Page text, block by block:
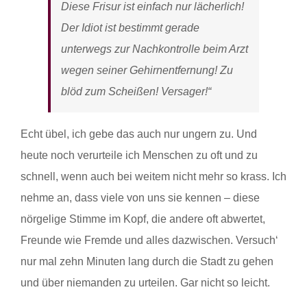
Diese Frisur ist einfach nur lächerlich!
Der Idiot ist bestimmt gerade
unterwegs zur Nachkontrolle beim Arzt
wegen seiner Gehirnentfernung! Zu
blöd zum Scheißen! Versager!“
Echt übel, ich gebe das auch nur ungern zu. Und
heute noch verurteile ich Menschen zu oft und zu
schnell, wenn auch bei weitem nicht mehr so krass. Ich
nehme an, dass viele von uns sie kennen – diese
nörgelige Stimme im Kopf, die andere oft abwertet,
Freunde wie Fremde und alles dazwischen. Versuch‘
nur mal zehn Minuten lang durch die Stadt zu gehen
und über niemanden zu urteilen. Gar nicht so leicht.